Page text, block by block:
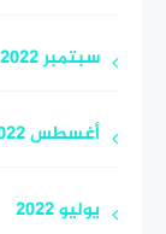
سبتمبر 2022
أغسطس 2022
يوليو 2022